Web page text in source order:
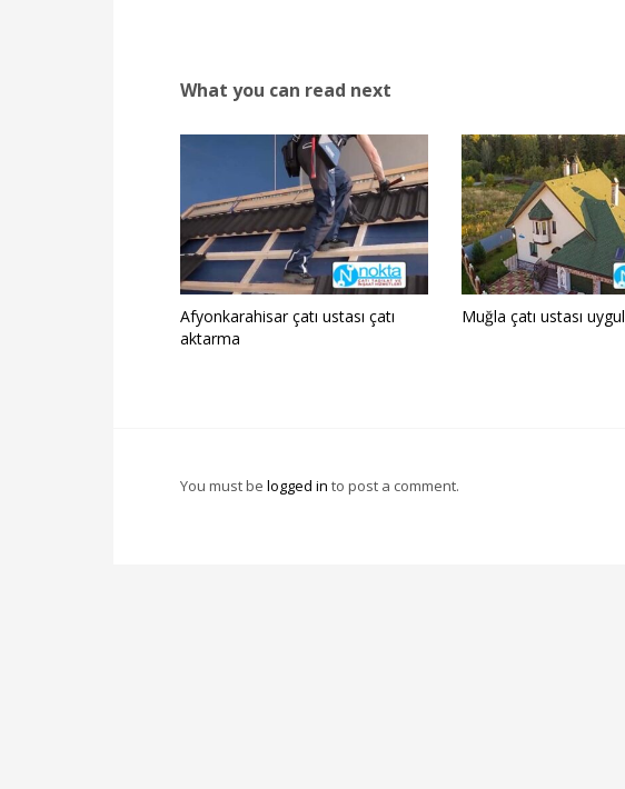
What you can read next
Afyonkarahisar çatı ustası çatı
aktarma
Muğla çatı ustası
You must be logged in to post a comment.